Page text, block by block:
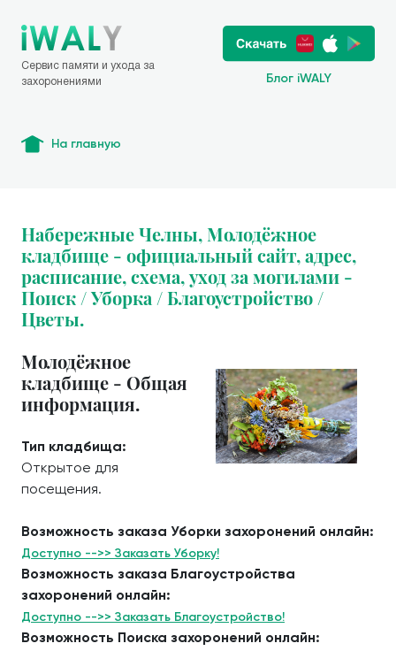
Сервис памяти и ухода за
захоронениями
Блог iWALY
На главную
Набережные Челны, Молодёжное
кладбище - официальный сайт, адрес,
расписание, схема, уход за могилами -
Поиск / Уборка / Благоустройство /
Цветы.
Молодёжное
кладбище - Общая
информация.
Тип кладбища:
Открытое для
посещения.
Возможность заказа Уборки захоронений онлайн:
Доступно -->> Заказать Уборку!
Возможность заказа Благоустройства
захоронений онлайн:
Доступно -->> Заказать Благоустройство!
Возможность Поиска захоронений онлайн: